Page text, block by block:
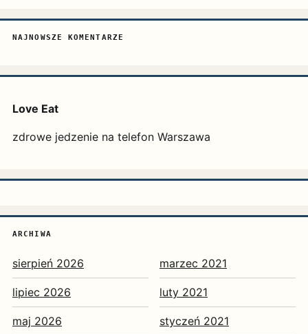
NAJNOWSZE KOMENTARZE
Love Eat
zdrowe jedzenie na telefon Warszawa
ARCHIWA
sierpień 2026
lipiec 2026
maj 2026
marzec 2021
luty 2021
styczeń 2021